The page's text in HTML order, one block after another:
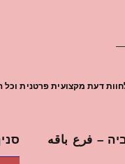
לחוות דעת מקצועית פרטנית
– فرع باقه